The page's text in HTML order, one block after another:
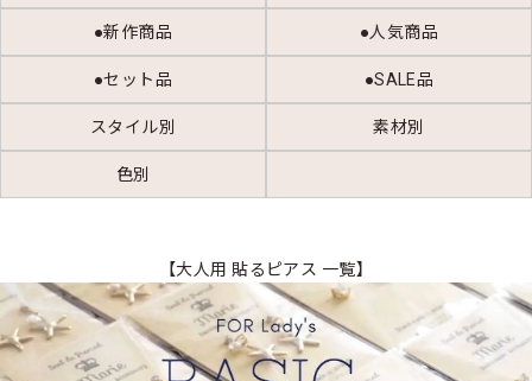
●新作商品 ●人気商品
●セット品 ●SALE品
スタイル別 素材別
色別
【大人用 貼るピアス 一覧】